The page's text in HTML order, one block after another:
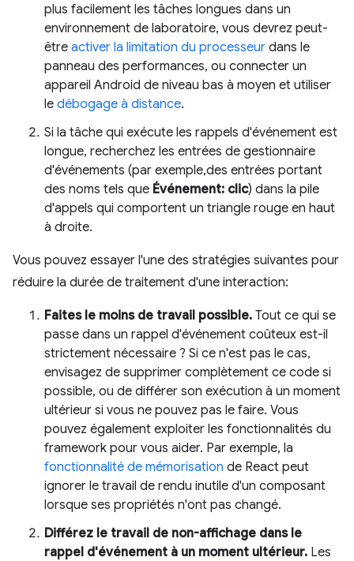
plus facilement les tâches longues dans un
environnement de laboratoire, vous devrez peut-
être activer la limitation du processeur dans le
panneau des performances, ou connecter un
appareil Android de niveau bas à moyen et utiliser
le débogage à distance.
Si la tâche qui exécute les rappels d'événement est
longue, recherchez les entrées de gestionnaire
d'événements (par exemple,des entrées portant
des noms tels que Événement: clic) dans la pile
d'appels qui comportent un triangle rouge en haut
à droite.
Vous pouvez essayer l'une des stratégies suivantes pour
réduire la durée de traitement d'une interaction:
Faites le moins de travail possible. Tout ce qui se
passe dans un rappel d'événement coûteux est-il
strictement nécessaire ? Si ce n'est pas le cas,
envisagez de supprimer complètement ce code si
possible, ou de différer son exécution à un moment
ultérieur si vous ne pouvez pas le faire. Vous
pouvez également exploiter les fonctionnalités du
framework pour vous aider. Par exemple, la
fonctionnalité de mémorisation de React peut
ignorer le travail de rendu inutile d'un composant
lorsque ses propriétés n'ont pas changé.
Différez le travail de non-affichage dans le
rappel d'événement à un moment ultérieur. Les